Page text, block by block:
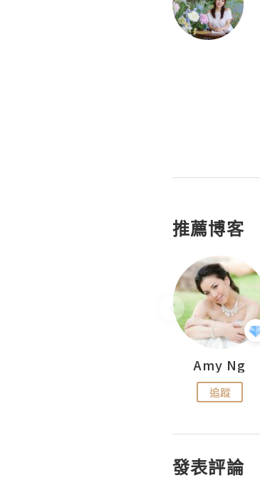
推薦博客
Amy Ng
追蹤
發表評論